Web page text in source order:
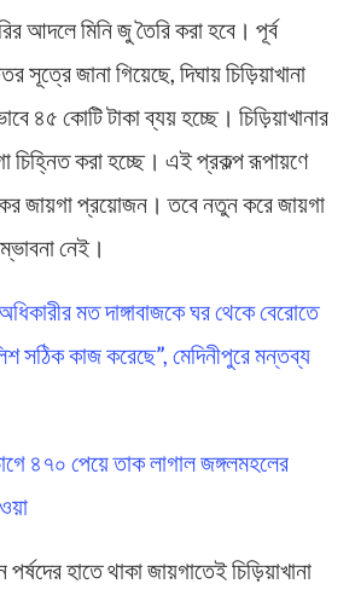
আদলে মিনি জু তৈরি করা হবে। পূর্ব
সূত্রে জানা গিয়েছে, দিঘায় চিড়িয়াখানা
৪৫ কোটি টাকা ব্যয় হচ্ছে। চিড়িয়াখানার
চিহ্নিত করা হচ্ছে। এই প্রকল্প রূপায়ণে
জায়গা প্রয়োজন। তবে নতুন করে জায়গা
নেই।
মত দাঙ্গাবাজকে ঘর থেকে বেরোতে
সঠিক কাজ করেছে”, মেদিনীপুরে মন্তব্য
৪৭০ পেয়ে তাক লাগাল জঙ্গলমহলের
হাতে থাকা জায়গাতেই চিড়িয়াখানা